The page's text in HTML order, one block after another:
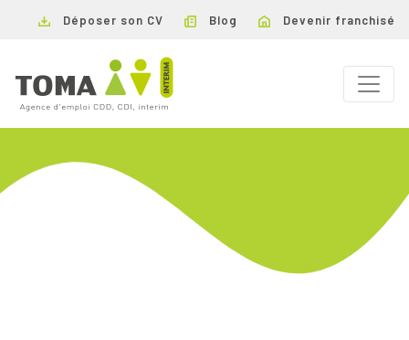
Déposer son CV Blog Devenir franchisé